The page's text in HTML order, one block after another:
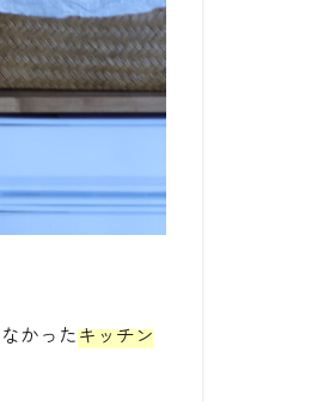
かったキッチン